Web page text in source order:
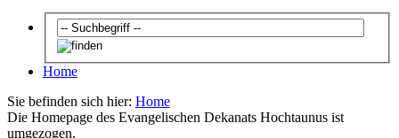
Home
Sie befinden sich hier: Home
Die Homepage des Evangelischen Dekanats Hochtaunus ist
umgezogen.